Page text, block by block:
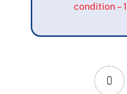
condition –
0